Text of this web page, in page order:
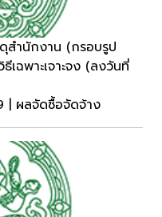
ดุสำนักงาน (กรอบรูป
ฉพาะเจาะจง (ลงวันที่
| ผลจัดซื้อจัดจ้าง